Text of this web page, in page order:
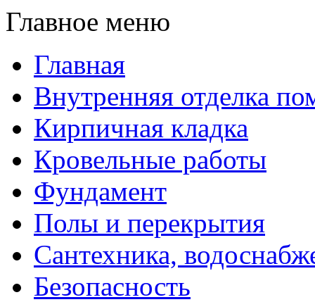
Главное меню
Главная
Внутренняя отделка
Кирпичная кладка
Кровельные работы
Фундамент
Полы и перекрытия
Сантехника,
Безопасность